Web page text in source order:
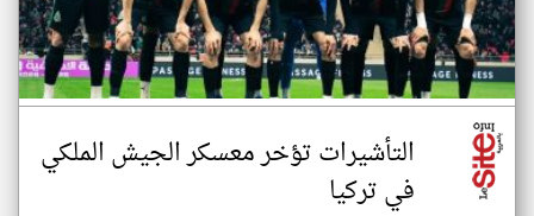
التأشيرات تؤخر معسكر الجيش الملكي
في تركيا